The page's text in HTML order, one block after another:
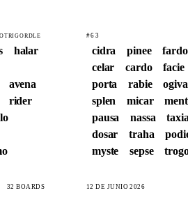
halar
avena
rider
32 BOARDS
#63
cidra pinee fardo
celar
cardo facie
porta
rabie ogiva
splen
micar
pausa
nassa taxia
dosar
traha
myste
sepse
12 DE JUNIO 2026